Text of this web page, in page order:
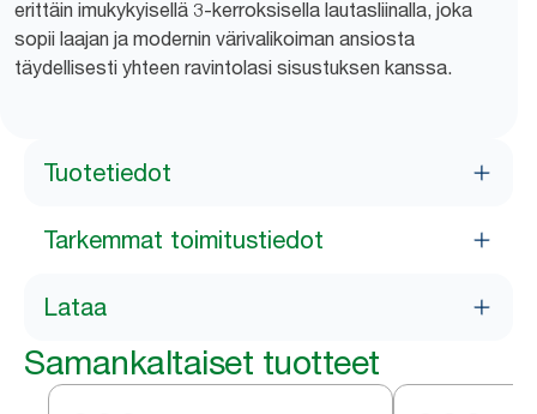
erittäin imukykyisellä 3-kerroksisella lautasliinalla, joka
sopii laajan ja modernin värivalikoiman ansiosta
täydellisesti yhteen ravintolasi sisustuksen kanssa.
Tuotetiedot
Tarkemmat toimitustiedot
Lataa
Samankaltaiset tuotteet